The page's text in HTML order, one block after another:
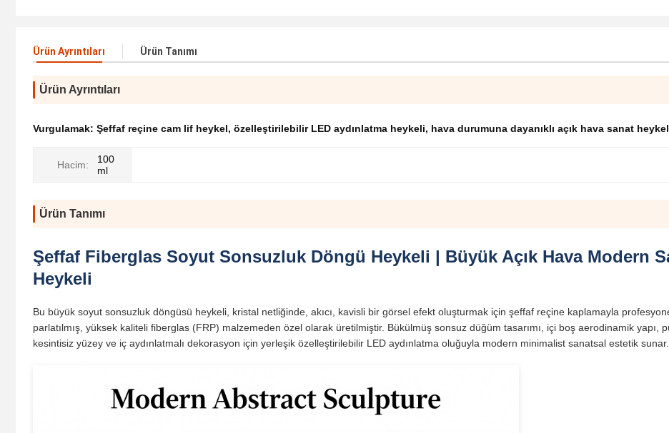
Ürün Ayrıntıları Ürün Tanımı
Ürün Ayrıntıları
Vurgulamak: Şeffaf reçine cam lif heykel, özelleştirilebilir LED aydınlatma heykeli, hava durumuna dayanıklı açık hava sanat
Hacim:
100
ml
Ürün Tanımı
Şeffaf Fiberglas Soyut Sonsuzluk Döngü Heykeli | Büyük Açık Hava Modern
Heykeli
Bu büyük soyut sonsuzluk döngüsü heykeli, kristal netliğinde, akıcı, kavisli bir görsel efekt oluşturmak için şeffaf reçine kaplamayla
parlatılmış, yüksek kaliteli fiberglas (FRP) malzemeden özel olarak üretilmiştir. Bükülmüş sonsuz düğüm tasarımı, içi boş aerodinamik yapı,
kesintisiz yüzey ve iç aydınlatmalı dekorasyon için yerleşik özelleştirilebilir LED aydınlatma oluğuyla modern minimalist sanatsal estetik sunar.